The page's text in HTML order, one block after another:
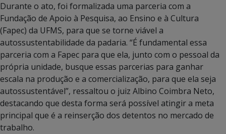
Durante o ato, foi formalizada uma parceria com a
Fundação de Apoio à Pesquisa, ao Ensino e à Cultura
(Fapec) da UFMS, para que se torne viável a
autossustentabilidade da padaria. “É fundamental essa
parceria com a Fapec para que ela, junto com o pessoal da
própria unidade, busque essas parcerias para ganhar
escala na produção e a comercialização, para que ela seja
autossustentável”, ressaltou o juiz Albino Coimbra Neto,
destacando que desta forma será possível atingir a meta
principal que é a reinserção dos detentos no mercado de
trabalho.